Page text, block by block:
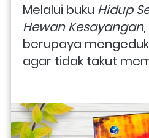
Melalui buku Hidup
Hewan Kesayangan
berupaya
agar tidak takut